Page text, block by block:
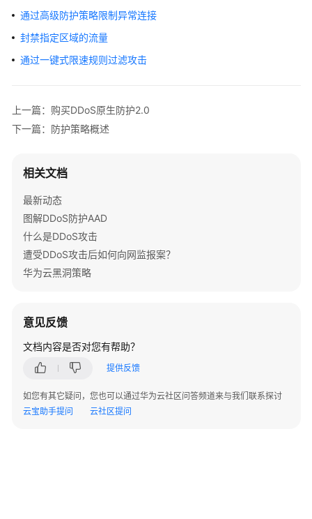
速
入
用
户
指
DDoS
原
生
础
防
护
指
DDoS
生
高
通过高级防护策略限制异常连接
封禁指定区域的流量
通过一键式限速规则过滤攻击
上一篇：购买DDoS原生防护2.0
下一篇：防护策略概述
相关文档
最新动态
图解DDoS防护AAD
什么是DDoS攻击
遭受DDoS攻击后如何向网监报案？
华为云黑洞策略
意见反馈
文档内容是否对您有帮助？
提供反馈
如您有其它疑问，您也可以通过华为云社区问答频道来与我们联系探讨
云宝助手提问
云社区提问